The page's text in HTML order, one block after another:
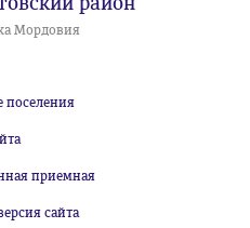
Мордовия
поселения
приемная
сайта